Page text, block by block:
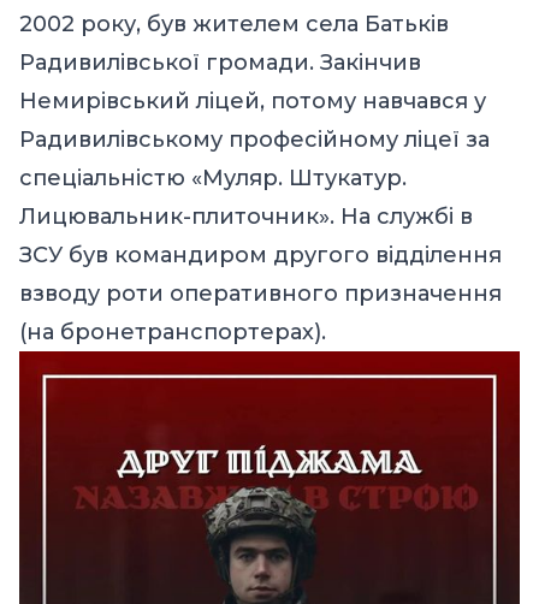
2002 року, був жителем села Батьків
Радивилівської громади. Закінчив
Немирівський ліцей, потому навчався у
Радивилівському професійному ліцеї за
спеціальністю «Муляр. Штукатур.
Лицювальник-плиточник». На службі в
ЗСУ був командиром другого відділення
взводу роти оперативного призначення
(на бронетранспортерах).